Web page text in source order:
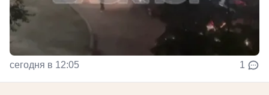
сегодня в 12:05 1